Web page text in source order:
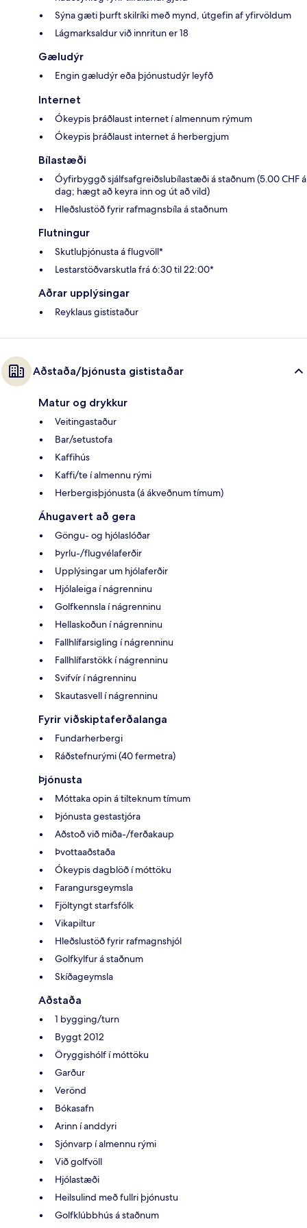
Sýna gæti þurft skilríki með mynd, útgefin af yfirvöldum
Lágmarksaldur við innritun er 18
Gæludýr
Engin gæludýr eða þjónustudýr leyfð
Internet
Ókeypis þráðlaust internet í almennum rýmum
Ókeypis þráðlaust internet á herbergjum
Bílastæði
Óyfirbyggð sjálfsafgreiðslubílastæði á staðnum (5.00 CHF á
dag; hægt að keyra inn og út að vild)
Hleðslustöð fyrir rafmagnsbíla á staðnum
Flutningur
Skutluþjónusta á flugvöll*
Lestarstöðvarskutla frá 6:30 til 22:00*
Aðrar upplýsingar
Reyklaus gististaður
Aðstaða/þjónusta gististaðar
Matur og drykkur
Veitingastaður
Bar/setustofa
Kaffihús
Kaffi/te í almennu rými
Herbergisþjónusta (á ákveðnum tímum)
Áhugavert að gera
Göngu- og hjólaslóðar
Þyrlu-/flugvélaferðir
Upplýsingar um hjólaferðir
Hjólaleiga í nágrenninu
Golfkennsla í nágrenninu
Hellaskoðun í nágrenninu
Fallhlífarsigling í nágrenninu
Fallhlífarstökk í nágrenninu
Svifvír í nágrenninu
Skautasvell í nágrenninu
Fyrir viðskiptaferðalanga
Fundarherbergi
Ráðstefnurými (40 fermetra)
Þjónusta
Móttaka opin á tilteknum tímum
Þjónusta gestastjóra
Aðstoð við miða-/ferðakaup
Þvottaaðstaða
Ókeypis dagblöð í móttöku
Farangursgeymsla
Fjöltyngt starfsfólk
Vikapiltur
Hleðslustöð fyrir rafmagnshjól
Golfkylfur á staðnum
Skíðageymsla
Aðstaða
1 bygging/turn
Byggt 2012
Öryggishólf í móttöku
Garður
Verönd
Bókasafn
Arinn í anddyri
Sjónvarp í almennu rými
Við golfvöll
Hjólastæði
Heilsulind með fullri þjónustu
Golfklúbbhús á staðnum